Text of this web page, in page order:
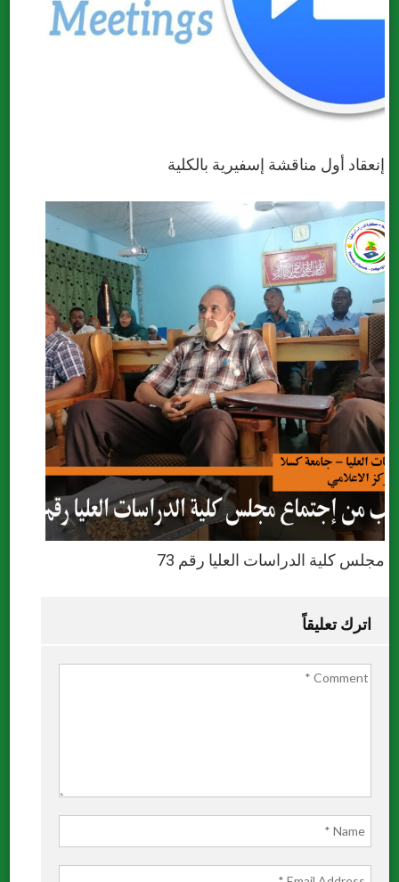
إنعقاد أول مناقشة إسفيرية بالكلية
مجلس كلية الدراسات العليا رقم 73
اترك تعليقاً